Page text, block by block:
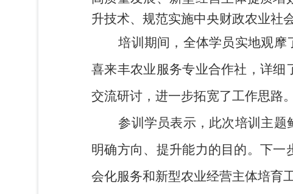
升技术、 规范实施中央财政农业社
培训期间，全体学员实地观
喜来丰农业服务专业合作社，详
交流研讨，进一步拓宽了工作思路。
参训学员表示，此次培训主题
明确方向、提升能力的目的。下
会化服务和新型农业经营主体培育